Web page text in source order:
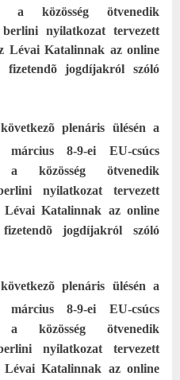
a közösség ötvenedik
nyilatkozat tervezett
Lévai Katalinnak az online
fizetendõ jogdíjakról szóló
plenáris ülésén a
8-9-ei EU-csúcs
a közösség ötvenedik
nyilatkozat tervezett
Katalinnak az online
jogdíjakról szóló
plenáris ülésén a
8-9-ei EU-csúcs
a közösség ötvenedik
nyilatkozat tervezett
Katalinnak az online